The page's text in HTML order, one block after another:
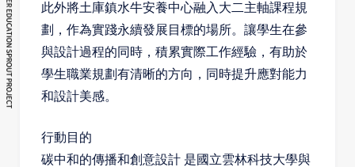
此外將土庫鎮水牛安養中心融入大二主軸課程規
劃，作為實踐永續發展目標的場所。讓學生在參
與設計過程的同時，積累實際工作經驗，有助於
學生職業規劃有清晰的方向，同時提升應對能力
和設計美感。
行動目的
碳中和的傳播和創意設計 是國立雲林科技大學與